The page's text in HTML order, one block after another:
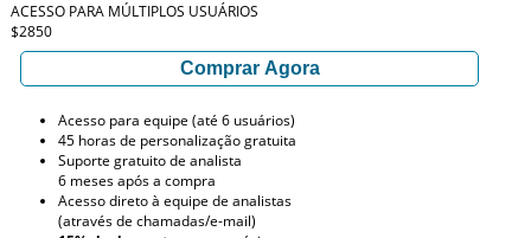
ACESSO PARA MÚLTIPLOS USUÁRIOS
$2850
Comprar Agora
Acesso para equipe (até 6 usuários)
45 horas de personalização gratuita
Suporte gratuito de analista
6 meses após a compra
Acesso direto à equipe de analistas
(através de chamadas/e-mail)